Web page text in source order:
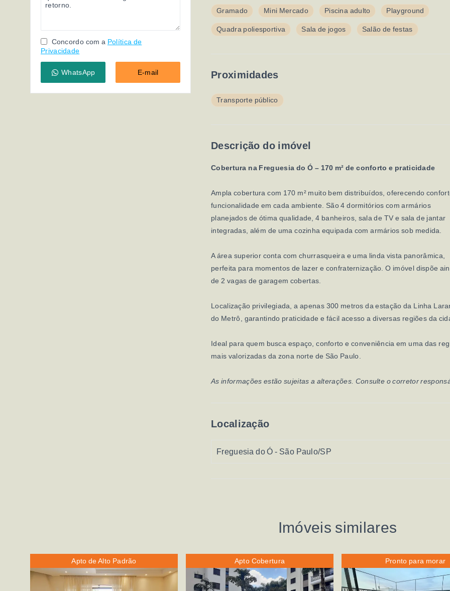
Concordo com a Política de
Privacidade
WhatsApp E-mail
Gramado Mini Mercado Piscina adulto Playground
Quadra poliesportiva Sala de jogos Salão de festas
Proximidades
Transporte público
Descrição do imóvel
Cobertura na Freguesia do Ó – 170 m² de conforto e praticidade
Ampla cobertura com 170 m² muito bem distribuídos, oferecendo
funcionalidade em cada ambiente. São 4 dormitórios com armários
planejados de ótima qualidade, 4 banheiros, sala de TV e sala de jantar
integradas, além de uma cozinha equipada com armários sob medida.
A área superior conta com churrasqueira e uma linda vista panorâmica,
perfeita para momentos de lazer e confraternização. O imóvel dispõe
de 2 vagas de garagem cobertas.
Localização privilegiada, a apenas 300 metros da estação da Linha
do Metrô, garantindo praticidade e fácil acesso a diversas regiões da
Ideal para quem busca espaço, conforto e conveniência em uma das
mais valorizadas da zona norte de São Paulo.
As informações estão sujeitas a alterações. Consulte o corretor
Localização
Freguesia do Ó - São Paulo/SP
Imóveis similares
Apto de Alto Padrão Apto Cobertura Pronto para morar